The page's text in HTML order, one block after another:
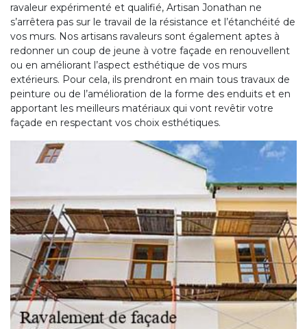
ravaleur expérimenté et qualifié, Artisan Jonathan ne
s’arrêtera pas sur le travail de la résistance et l’étanchéité de
vos murs. Nos artisans ravaleurs sont également aptes à
redonner un coup de jeune à votre façade en renouvellent
ou en améliorant l’aspect esthétique de vos murs
extérieurs. Pour cela, ils prendront en main tous travaux de
peinture ou de l’amélioration de la forme des enduits et en
apportant les meilleurs matériaux qui vont revêtir votre
façade en respectant vos choix esthétiques.